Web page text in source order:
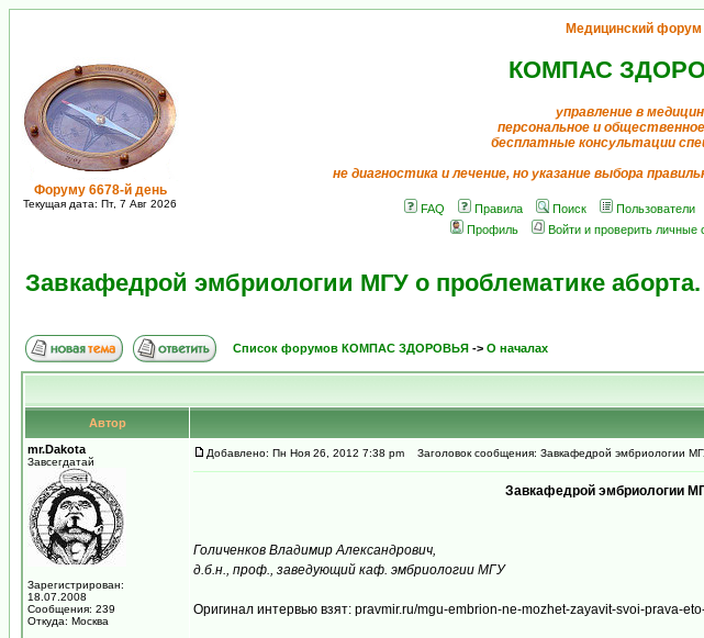
Форуму 6678-й день
Текущая дата: Пт, 7 Авг 2026
Медицинский форум
КОМПАС
управление в
персональное и
бесплатные консультации
не диагностика и лечение, но указание выбора
FAQ Правила Поиск Пользователи
Профиль
Войти и проверить личные
Завкафедрой эмбриологии МГУ о проблематике аборта.
Список форумов КОМПАС ЗДОРОВЬЯ -> О началах
Автор
mr.Dakota
Завсегдатай
Зарегистрирован:
18.07.2008
Сообщения: 239
Откуда: Москва
Добавлено: Пн Ноя 26, 2012 7:38 pm Заголовок сообщения: Завкафедрой эмбриологии
Завкафедрой эмбриологии
Голиченков Владимир Александрович,
д.б.н., проф., заведующий каф. эмбриологии МГУ
Оригинал интервью взят: pravmir.ru/mgu-embrion-ne-mozhet-zayavit-svoi-prava-